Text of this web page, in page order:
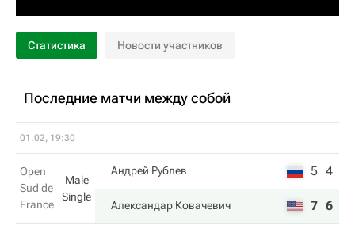
Статистика Новости участников
Последние матчи между собой
01.02, 19:30
Open
Sud de
France
Male
Single
Андрей Рублев 5 4
Александар Ковачевич 7 6